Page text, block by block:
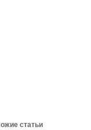
статьи